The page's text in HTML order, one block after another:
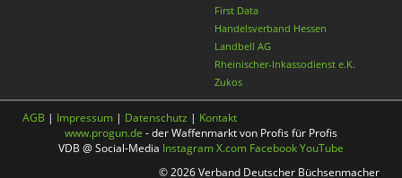
First Data
Handelsverband Hessen
Landbell AG
Rheinischer-Inkassodienst e.K.
Zukos
AGB | Impressum | Datenschutz | Kontakt
www.progun.de - der Waffenmarkt von Profis für Profis
VDB @ Social-Media InstagramX.com FacebookYouTube
© 2026 Verband Deutscher Büchsenmacher